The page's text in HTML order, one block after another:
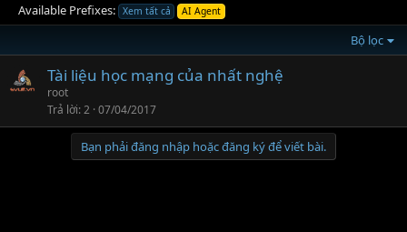
Available Prefixes: Xem tất cả AI Agent
Bộ lọc
Tài liệu học mạng của nhất nghệ
root
Trả lời 2 07/04/2017
Bạn phải đăng nhập hoặc đăng ký để viết bài.